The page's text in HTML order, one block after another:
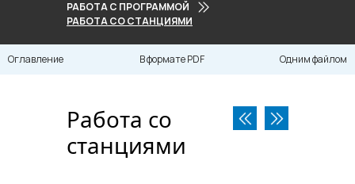
РАБОТА С ПРОГРАММОЙ
РАБОТА СО СТАНЦИЯМИ
Оглавление В формате PDF Одним файлом
Работа со
станциями